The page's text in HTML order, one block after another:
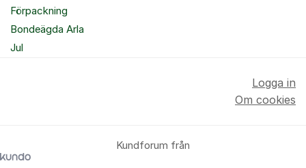
Förpackning
Bondeägda Arla
Jul
Kundforum från
Logga in
Om cookies